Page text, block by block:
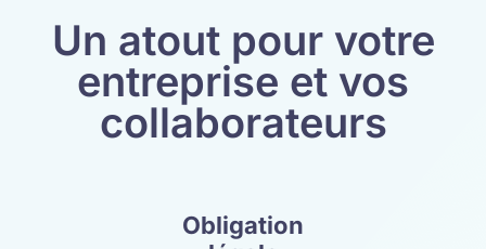
Un atout pour votre
entreprise et vos
collaborateurs
Obligation